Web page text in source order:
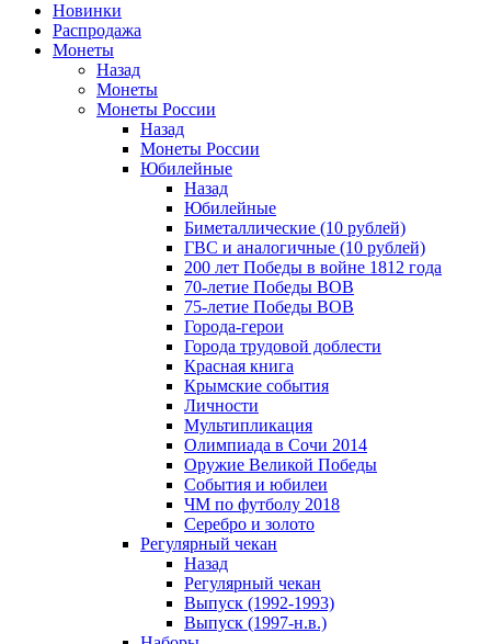
Новинки
Распродажа
Монеты
Назад
Монеты
Монеты России
Назад
Монеты России
Юбилейные
Назад
Юбилейные
Биметаллические (10 рублей)
ГВС и аналогичные (10 рублей)
200 лет Победы в войне 1812 года
70-летие Победы ВОВ
75-летие Победы ВОВ
Города-герои
Города трудовой доблести
Красная книга
Крымские события
Личности
Мультипликация
Олимпиада в Сочи 2014
Оружие Великой Победы
События и юбилеи
ЧМ по футболу 2018
Серебро и золото
Регулярный чекан
Назад
Регулярный чекан
Выпуск (1992-1993)
Выпуск (1997-н.в.)